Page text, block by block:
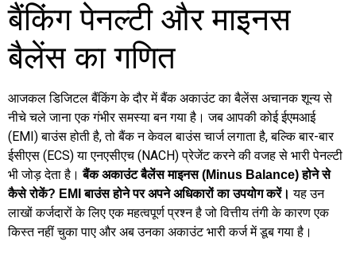
बैंकिंग पेनल्टी और माइनस
बैलेंस का गणित
आजकल डिजिटल बैंकिंग के दौर में बैंक अकाउंट का बैलेंस अचानक शून्य से
नीचे चले जाना एक गंभीर समस्या बन गया है। जब आपकी कोई ईएमआई
(EMI) बाउंस होती है, तो बैंक न केवल बाउंस चार्ज लगाता है, बल्कि बार-बार
ईसीएस (ECS) या एनएसीएच (NACH) प्रेजेंट करने की वजह से भारी पेनल्टी
भी जोड़ देता है।बैंक अकाउंट बैलेंस माइनस (Minus Balance) होने से
कैसे रोकें? EMI बाउंस होने पर अपने अधिकारों का उपयोग करें। यह उन
लाखों कर्जदारों के लिए एक महत्वपूर्ण प्रश्न है जो वित्तीय तंगी के कारण एक
किस्त नहीं चुका पाए और अब उनका अकाउंट भारी कर्ज में डूब गया है।